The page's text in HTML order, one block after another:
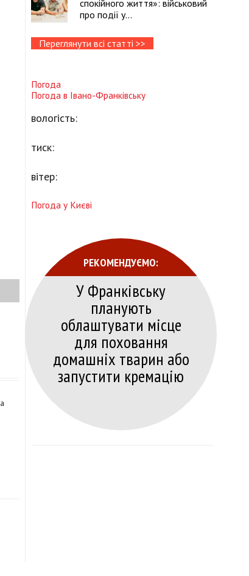
спокійного життя»: військовий
про події у...
Переглянути всі статті >>
Погода
Погода в Івано-Франківську
вологість:
тиск:
вітер:
Погода у Києві
РЕКОМЕНДУЄМО:
У Франківську
планують
облаштувати місце
для поховання
домашніх тварин або
запустити кремацію